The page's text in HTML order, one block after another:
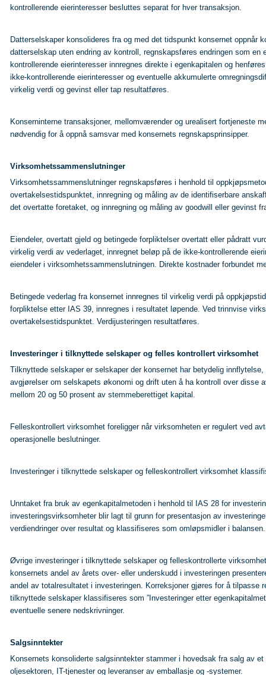
kontrollerende eierinteresser besluttes separat for hver transaksjon.
Datterselskaper konsolideres fra og med det tidspunkt konsernet oppnår
datterselskap uten endring av kontroll, regnskapsføres endringen som
kontrollerende eierinteresser innregnes direkte i egenkapitalen og
ikke-kontrollerende eierinteresser og eventuelle akkumulerte
virkelig verdi og gevinst eller tap resultatføres.
Konserninterne transaksjoner, mellomværender og urealisert fortjeneste
nødvendig for å oppnå samsvar med konsernets regnskapsprinsipper.
Virksomhetssammenslutninger
Virksomhetssammenslutninger regnskapsføres i henhold til
overtakelsestidspunktet, innregning og måling av de identifiserbare
det overtatte foretaket, og innregning og måling av goodwill eller gevinst
Eiendeler, overtatt gjeld og betingede forpliktelser overtatt eller pådratt
virkelig verdi av vederlaget, innregnet beløp på de ikke-kontrollerende
eiendeler i virksomhetssammenslutningen. Direkte kostnader forbundet
Betingede vederlag fra konsernet innregnes til virkelig verdi på
forpliktelse etter IAS 39, innregnes i resultatet løpende. Ved trinnvise
overtakelsestidspunktet. Verdijusteringen resultatføres.
Investeringer i tilknyttede selskaper og felles kontrollert virksomhet
Tilknyttede selskaper er selskaper der konsernet har betydelig
avgjørelser om selskapets økonomi og drift uten å ha kontroll over disse
mellom 20 og 50 prosent av stemmeberettiget kapital.
Felleskontrollert virksomhet foreligger når virksomheten er regulert ved
operasjonelle beslutninger.
Investeringer i tilknyttede selskaper og felleskontrollert virksomhet
Unntaket fra bruk av egenkapitalmetoden i henhold til IAS 28 for
investeringsvirksomheter blir lagt til grunn for presentasjon av
verdiendringer over resultat og klassifiseres som omløpsmidler i balansen.
Øvrige investeringer i tilknyttede selskaper og felleskontrollerte
konsernets andel av årets over- eller underskudd i investeringen
andel av totalresultatet i investeringen. Korreksjoner gjøres for å
tilknyttede selskaper klassifiseres som ”Investeringer etter
eventuelle senere nedskrivninger.
Salgsinntekter
Konsernets konsoliderte salgsinntekter stammer i hovedsak fra salg av
oljesektoren, IT-tjenester og leveranser av emballasje og -systemer.